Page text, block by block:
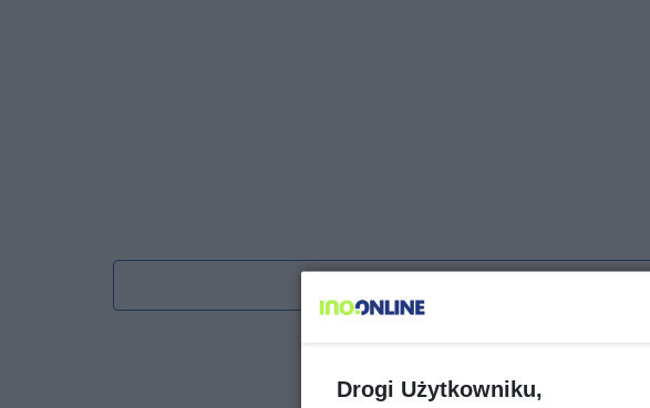
Drogi Użytkowniku,